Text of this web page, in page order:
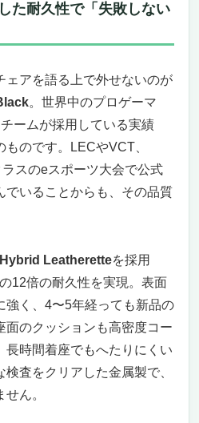
た耐久性で「失敗しない
ェアを語る上で外せないのが
。世界中のプロゲーマ
ームが採用している実績
のです。LECやVCT、
スのeスポーツ大会で公式
でいることからも、その品質
Hybrid Leatheretteを採用
12倍の耐久性を実現。表面
強く、4〜5年経っても新品の
面のクッションも高密度コー
長時間着座でもへたりにくい
査をクリアした金属製で、
ん。